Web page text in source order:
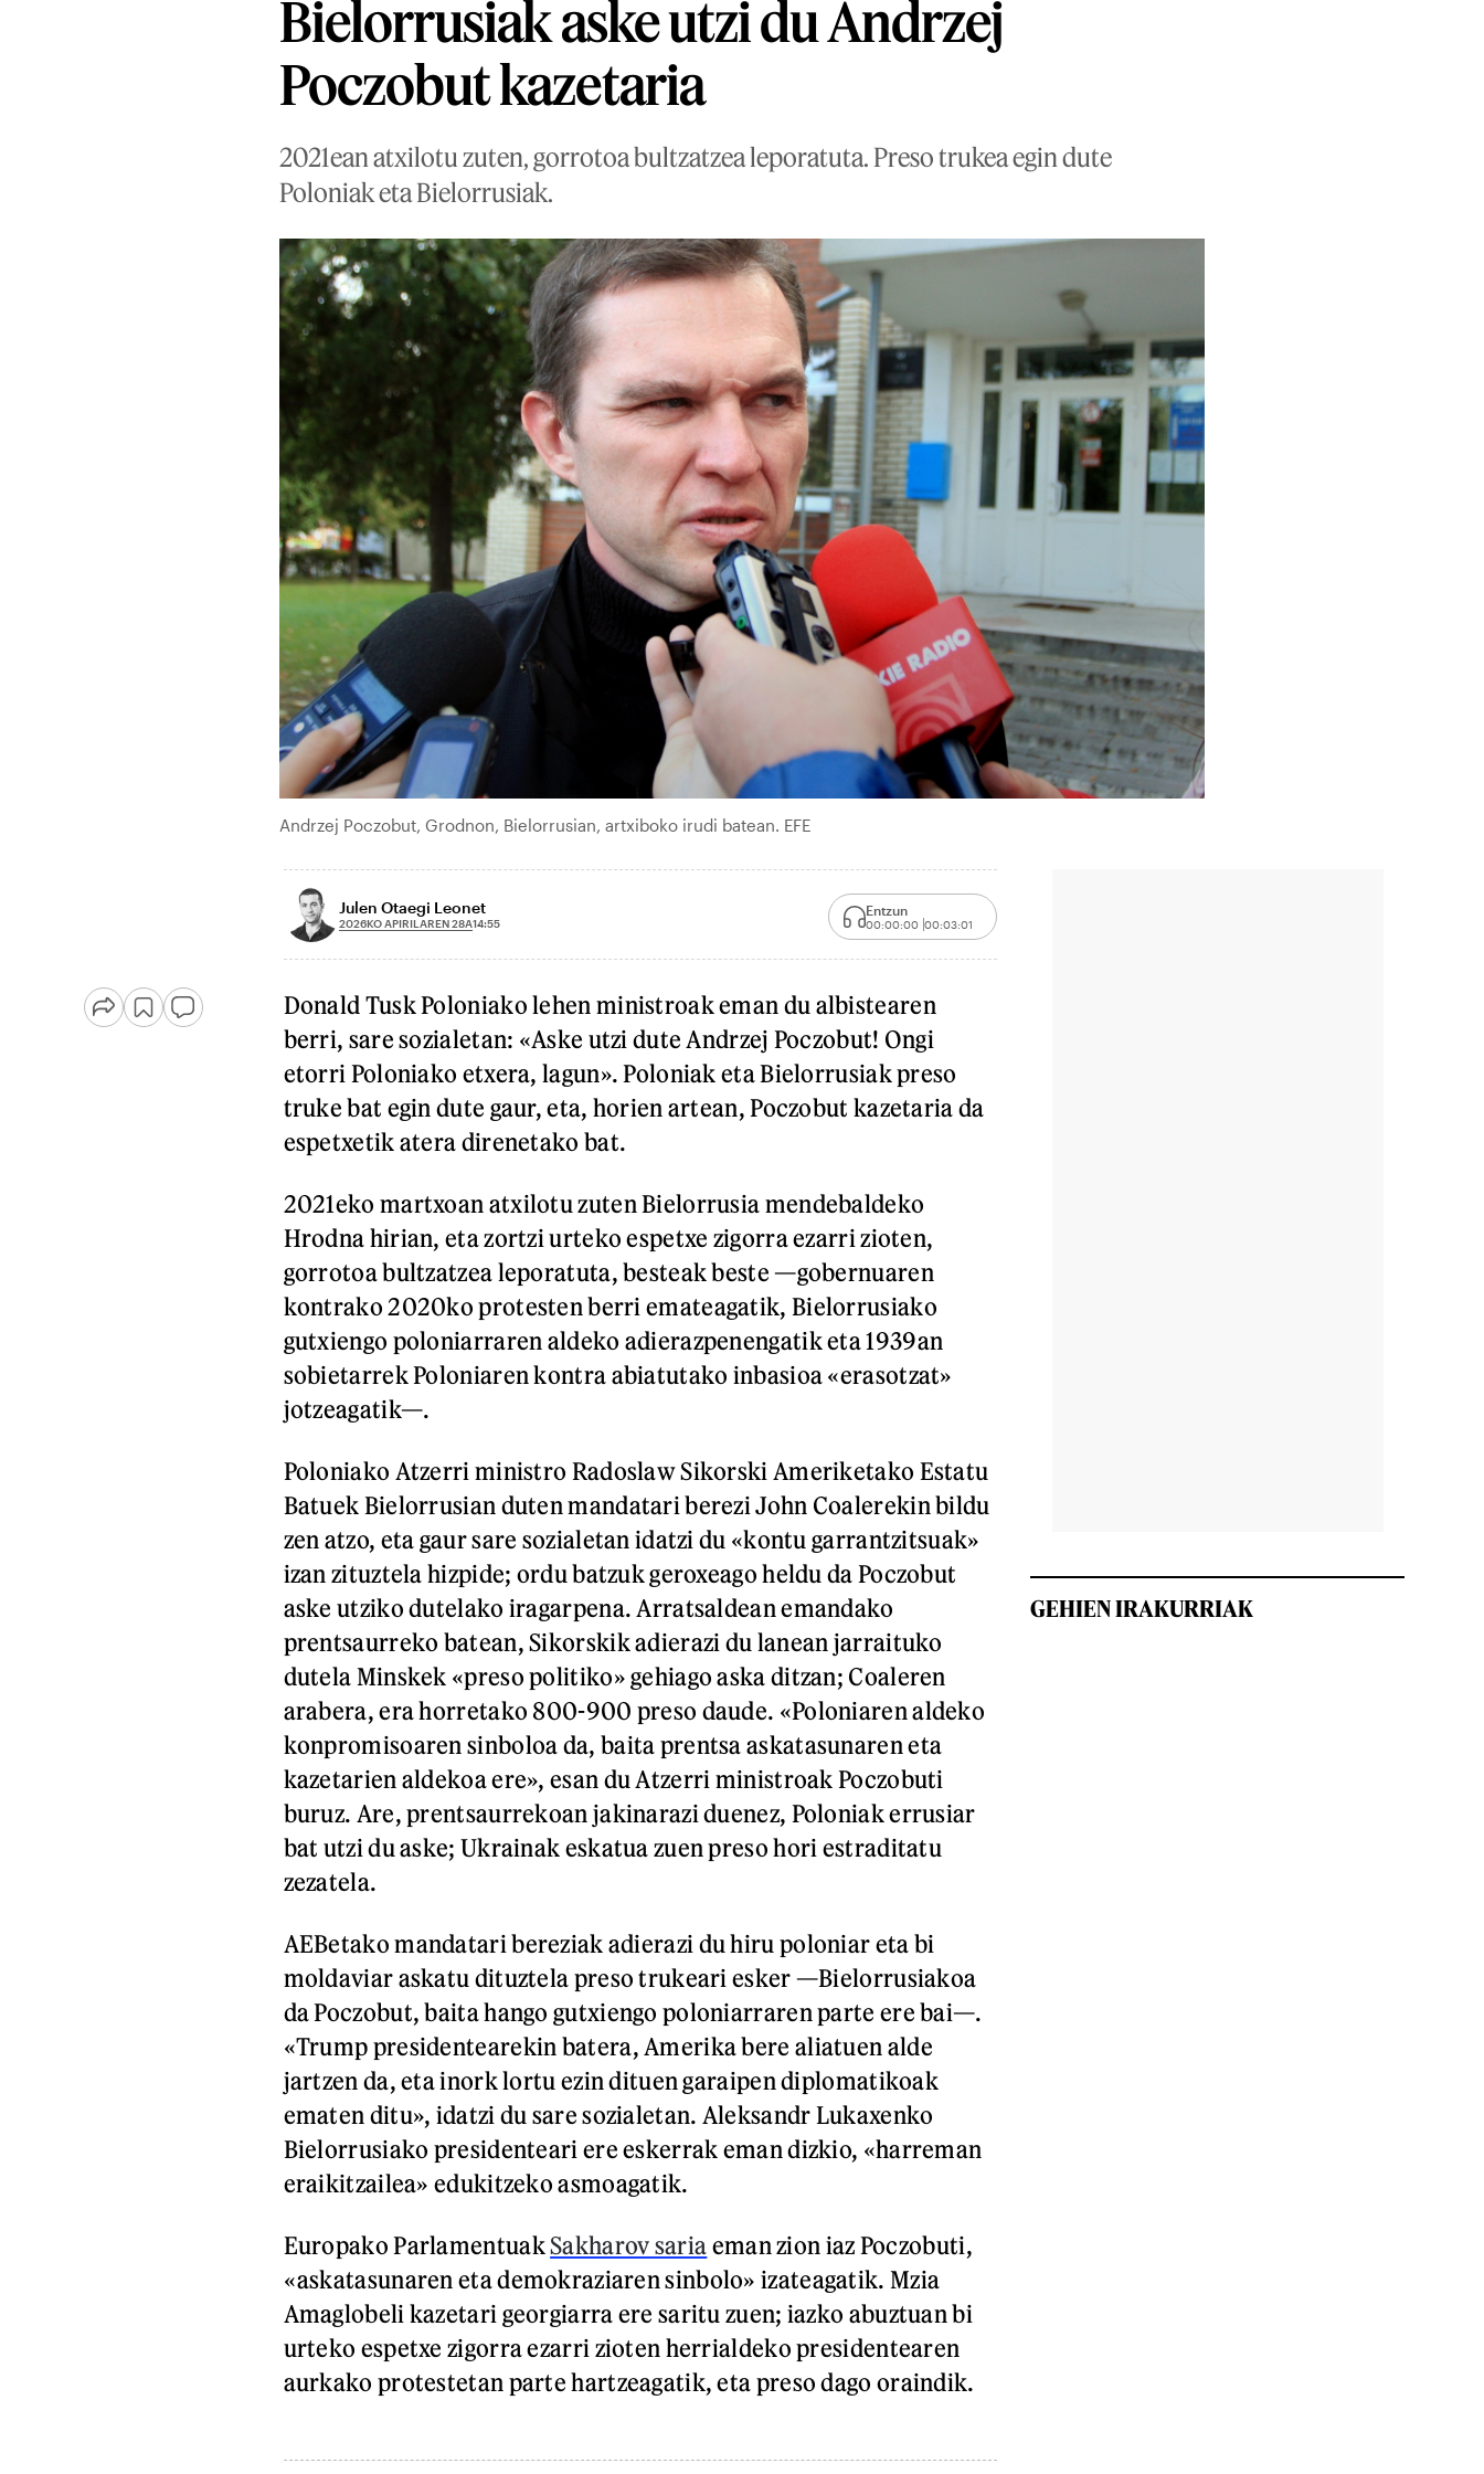
Bielorrusiak aske utzi du Andrzej
Poczobut kazetaria
2021ean atxilotu zuten, gorrotoa bultzatzea leporatuta. Preso trukea egin dute
Poloniak eta Bielorrusiak.
Andrzej Poczobut, Grodnon, Bielorrusian, artxiboko irudi batean. EFE
Julen Otaegi Leonet
2026KO APIRILAREN 28A14:55
Entzun
00:00:00 00:03:01
Donald Tusk Poloniako lehen ministroak eman du albistearen
berri, sare sozialetan: «Aske utzi dute Andrzej Poczobut! Ongi
etorri Poloniako etxera, lagun». Poloniak eta Bielorrusiak preso
truke bat egin dute gaur, eta, horien artean, Poczobut kazetaria da
espetxetik atera direnetako bat.
2021eko martxoan atxilotu zuten Bielorrusia mendebaldeko
Hrodna hirian, eta zortzi urteko espetxe zigorra ezarri zioten,
gorrotoa bultzatzea leporatuta, besteak beste —gobernuaren
kontrako 2020ko protesten berri emateagatik, Bielorrusiako
gutxiengo poloniarraren aldeko adierazpenengatik eta 1939an
sobietarrek Poloniaren kontra abiatutako inbasioa «erasotzat»
jotzeagatik—.
Poloniako Atzerri ministro Radoslaw Sikorski Ameriketako Estatu
Batuek Bielorrusian duten mandatari berezi John Coalerekin bildu
zen atzo, eta gaur sare sozialetan idatzi du «kontu garrantzitsuak»
izan zituztela hizpide; ordu batzuk geroxeago heldu da Poczobut
aske utziko dutelako iragarpena. Arratsaldean emandako
prentsaurreko batean, Sikorskik adierazi du lanean jarraituko
dutela Minskek «preso politiko» gehiago aska ditzan; Coaleren
arabera, era horretako 800-900 preso daude. «Poloniaren aldeko
konpromisoaren sinboloa da, baita prentsa askatasunaren eta
kazetarien aldekoa ere», esan du Atzerri ministroak Poczobuti
buruz. Are, prentsaurrekoan jakinarazi duenez, Poloniak errusiar
bat utzi du aske; Ukrainak eskatua zuen preso hori estraditatu
zezatela.
AEBetako mandatari bereziak adierazi du hiru poloniar eta bi
moldaviar askatu dituztela preso trukeari esker —Bielorrusiakoa
da Poczobut, baita hango gutxiengo poloniarraren parte ere bai—.
«Trump presidentearekin batera, Amerika bere aliatuen alde
jartzen da, eta inork lortu ezin dituen garaipen diplomatikoak
ematen ditu», idatzi du sare sozialetan. Aleksandr Lukaxenko
Bielorrusiako presidenteari ere eskerrak eman dizkio, «harreman
eraikitzailea» edukitzeko asmoagatik.
Europako ParlamentuakSakharov saria eman zion iaz Poczobuti,
«askatasunaren eta demokraziaren sinbolo» izateagatik. Mzia
Amaglobeli kazetari georgiarra ere saritu zuen; iazko abuztuan bi
urteko espetxe zigorra ezarri zioten herrialdeko presidentearen
aurkako protestetan parte hartzeagatik, eta preso dago oraindik.
GEHIEN IRAKURRIAK